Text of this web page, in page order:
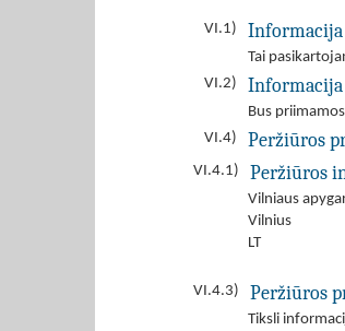
VI.1) Informacija
Tai
VI.2)
Informacija
Bus
VI.4)
Peržiūros
VI.4.1) Peržiūros
Vilniaus
Vilnius
LT
VI.4.3) Peržiūros
Tiksli